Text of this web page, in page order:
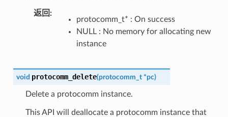
返回 :
protocomm_t* : On success
NULL : No memory for allocating new
instance
void protocomm_delete(protocomm_t *pc)
Delete a protocomm instance.
This API will deallocate a protocomm instance that